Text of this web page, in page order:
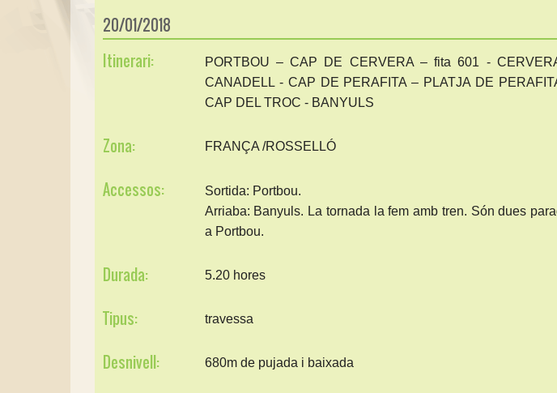
20/01/2018
Itinerari:
PORTBOU – CAP DE CERVERA – fita 601 -
CANADELL - CAP DE PERAFITA – PLATJA DE
CAP DEL TROC - BANYULS
Zona: FRANÇA /ROSSELLÓ
Accessos:
Sortida: Portbou.
Arriaba: Banyuls. La tornada la fem amb tren. Són dues
a Portbou.
Durada: 5.20 hores
Tipus: travessa
Desnivell: 680m de pujada i baixada